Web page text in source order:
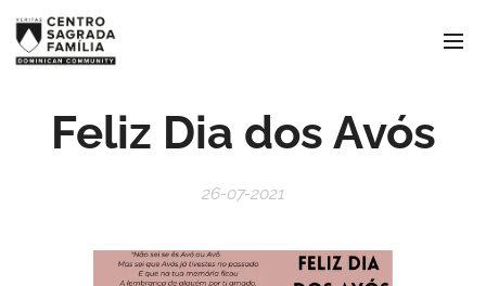
Feliz Dia dos Avós
26-07-2021